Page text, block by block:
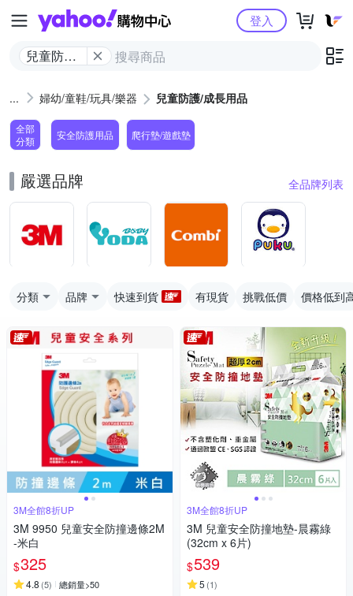
Yahoo購物中心
兒童防護/
登入
婦幼/童鞋/玩具/樂器 兒童防護/成長用品
全部
分類
安全防護用品 爬行墊/遊戲墊
嚴選品牌 全品牌列表
分類 品牌 快速到貨 有現貨 挑戰低價 價格低到
3M全館8折UP
3M 9950 兒童安全防撞邊條2M
-米白
$325
4.8 (5) 總銷量>50
3M全館8折UP
3M 兒童安全防撞地墊-晨霧綠
(32cm x 6片)
$539
5 (1)